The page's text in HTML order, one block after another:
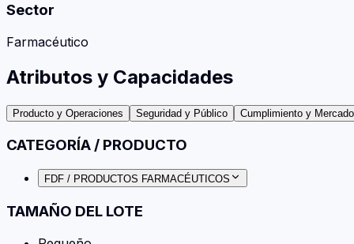
Sector
Farmacéutico
Atributos y Capacidades
Producto y Operaciones Seguridad y Público Cumplimiento y
CATEGORÍA / PRODUCTO
FDF / PRODUCTOS FARMACÉUTICOS
TAMAÑO DEL LOTE